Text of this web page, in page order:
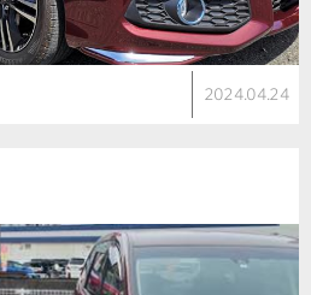
2024.04.24